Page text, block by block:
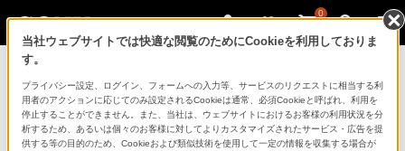
0
ソニーストアのご利用ガイド
ご利用ガイドでは、ソニーストアのご利用方法・サービ
スに関しまとめてご案内しております。
当社ウェブサイトでは快適な閲覧のためにCookieを利用しておりま
す。
プライバシー設定、ログイン、フォームへの入力等、サービスのリクエストに相当する利
用者のアクションに応じてのみ設定されるCookieは通常、必須Cookieと呼ばれ、利用を
停止することができません。また、当社は、ウェブサイトにおけるお客様の利用状況を分
析するため、あるいは個々のお客様に対してよりカスタマイズされたサービス・広告を提
供する等の目的のため、Cookieおよび類似技術を使用して一定の情報を収集する場合が